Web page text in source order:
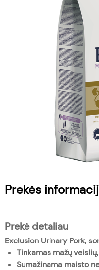
Prekės
Prekė detaliau
Exclusion Urinary Pork,
Tinkamas mažų
Sumažinama maisto